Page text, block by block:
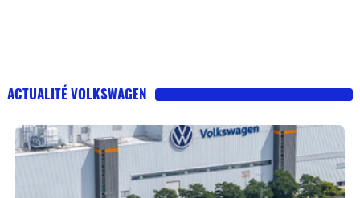
ACTUALITÉ VOLKSWAGEN